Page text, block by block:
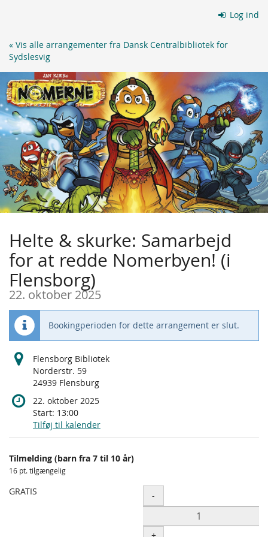
Log ind
« Vis alle arrangementer fra Dansk Centralbibliotek for
Sydslesvig
Helte & skurke: Samarbejd
for at redde Nomerbyen! (i
Flensborg)
22. oktober 2025
Bookingperioden for dette arrangement er slut.
Flensborg Bibliotek
Norderstr. 59
24939 Flensburg
22. oktober 2025
Start: 13:00
Tilføj til kalender
Produkter
Uncategorized
items
Tilmelding (barn fra 7 til 10 år)
16 pt. tilgængelig
GRATIS Antal
-